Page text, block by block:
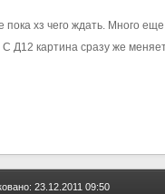
пока хз чего ждать. Много
Д12 картина сразу же
23.12.2011 09:50